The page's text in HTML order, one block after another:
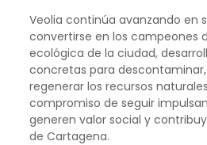
Veolia continúa avanzando en
convertirse en los campeones
ecológica de la ciudad,
concretas para
regenerar los recursos
compromiso de seguir
generen valor social y
de Cartagena.